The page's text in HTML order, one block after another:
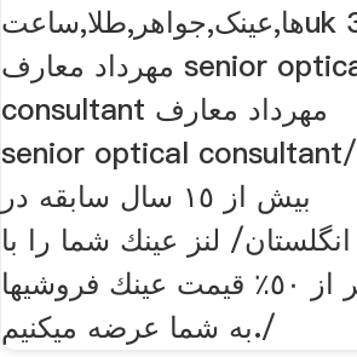
ها,عینک,جواهر,طلا,ساعتuk 3)
مهرداد معارف senior optical
consultant مهرداد معارف
senior optical consultant/ با
بيش از ١٥ سال سابقه در
انگلستان/ لنز عينك شما را با
كمتر از ٥٠٪ قيمت عينك فروشيها
به شما عرضه ميكنيم./